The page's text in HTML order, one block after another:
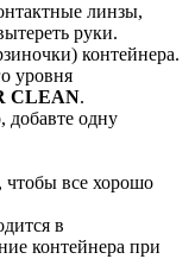
линзы,
руки.
контейнера.
уровня
CLEAN.
добавте одну
чтобы все хорошо
в
контейнера при